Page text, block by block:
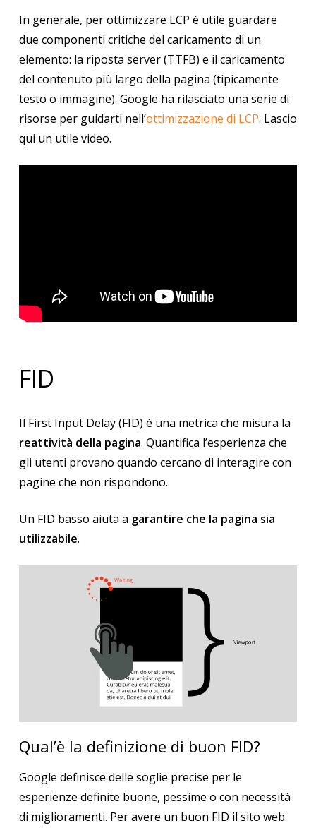
In generale, per ottimizzare LCP è utile guardare
due componenti critiche del caricamento di un
elemento: la riposta server (TTFB) e il caricamento
del contenuto più largo della pagina (tipicamente
testo o immagine). Google ha rilasciato una serie di
risorse per guidarti nell’ottimizzazione di LCP. Lascio
qui un utile video.
FID
Il First Input Delay (FID) è una metrica che misura la
reattività della pagina. Quantifica l’esperienza che
gli utenti provano quando cercano di interagire con
pagine che non rispondono.
Un FID basso aiuta a garantire che la pagina sia
utilizzabile.
Qual’è la definizione di buon FID?
Google definisce delle soglie precise per le
esperienze definite buone, pessime o con necessità
di miglioramenti. Per avere un buon FID il sito web